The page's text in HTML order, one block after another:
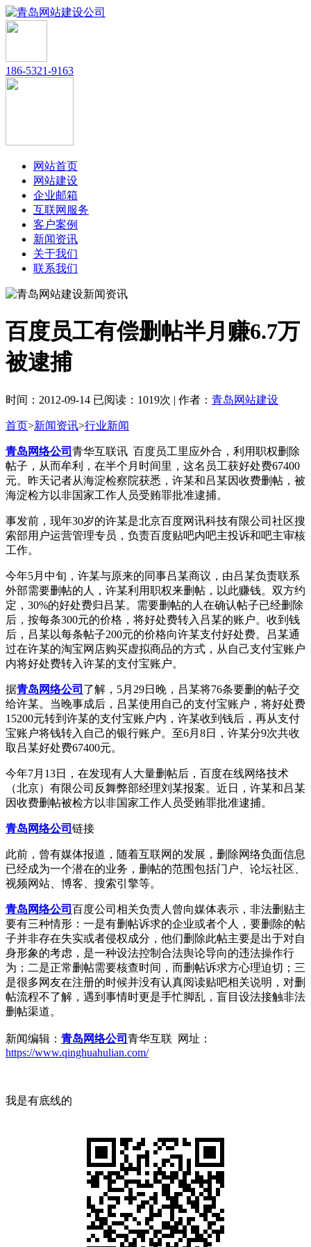
186-5321-9163
网站首页
网站建设
企业邮箱
互联网服务
客户案例
新闻资讯
关于我们
联系我们
百度员工有偿删帖半月赚6.7万
被逮捕
时间：2012-09-14 已阅读：1019次 | 作者： 青岛网站建设
首页>新闻资讯>行业新闻
青岛网络公司 青华互联讯 百度员工里应外合，利用职权删除
帖子，从而牟利，在半个月时间里，这名员工获好处费67400
元。昨天记者从海淀检察院获悉，许某和吕某因收费删帖，被
海淀检方以非国家工作人员受贿罪批准逮捕。
事发前，现年30岁的许某是北京百度网讯科技有限公司社区搜
索部用户运营管理专员，负责百度贴吧内吧主投诉和吧主审核
工作。
今年5月中旬，许某与原来的同事吕某商议，由吕某负责联系
外部需要删帖的人，许某利用职权来删帖，以此赚钱。双方约
定，30%的好处费归吕某。需要删帖的人在确认帖子已经删除
后，按每条300元的价格，将好处费转入吕某的账户。收到钱
后，吕某以每条帖子200元的价格向许某支付好处费。吕某通
过在许某的淘宝网店购买虚拟商品的方式，从自己支付宝账户
内将好处费转入许某的支付宝账户。
据青岛网络公司 了解，5月29日晚，吕某将76条要删的帖子交
给许某。当晚事成后，吕某使用自己的支付宝账户，将好处费
15200元转到许某的支付宝账户内，许某收到钱后，再从支付
宝账户将钱转入自己的银行账户。至6月8日，许某分9次共收
取吕某好处费67400元。
今年7月13日，在发现有人大量删帖后，百度在线网络技术
（北京）有限公司反舞弊部经理刘某报案。近日，许某和吕某
因收费删帖被检方以非国家工作人员受贿罪批准逮捕。
青岛网络公司 链接
此前，曾有媒体报道，随着互联网的发展，删除网络负面信息
已经成为一个潜在的业务，删帖的范围包括门户、论坛社区、
视频网站、博客、搜索引擎等。
青岛网络公司 百度公司相关负责人曾向媒体表示，非法删贴主
要有三种情形：一是有删帖诉求的企业或者个人，要删除的帖
子并非存在失实或者侵权成分，他们删除此帖主要是出于对自
身形象的考虑，是一种设法控制合法舆论导向的违法操作行
为；二是正常删帖需要核查时间，而删帖诉求方心理迫切；三
是很多网友在注册的时候并没有认真阅读贴吧相关说明，对删
帖流程不了解，遇到事情时更是手忙脚乱，盲目设法接触非法
删帖渠道。
新闻编辑： 青岛网络公司 青华互联 网址：
https://www.qinghuahulian.com/
我是有底线的